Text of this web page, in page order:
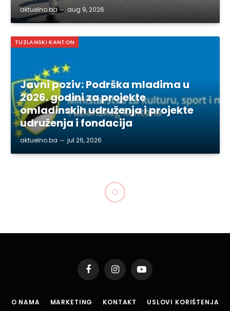
aktuelno.ba aug 9, 2026
TUZLANSKI KANTON
Javni poziv: Podrška mladima u
2026. godini za projekte
omladinskih udruženja i projekte
udruženja i fondacija
aktuelno.ba jul 26, 2026
Originalni dokument
Dejtonskog mirovnog
sporazuma u Arhivu